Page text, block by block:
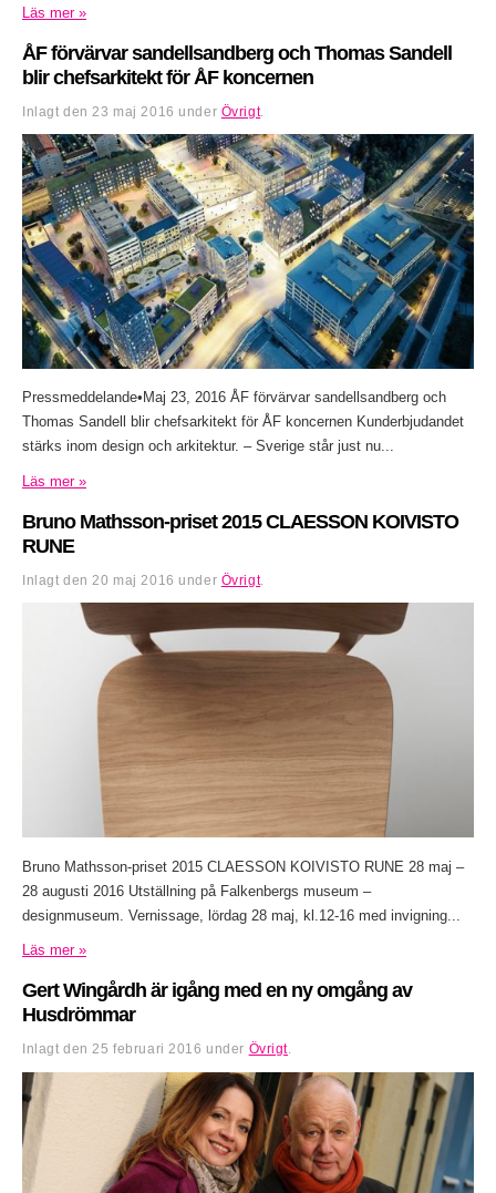
Läs mer »
ÅF förvärvar sandellsandberg och Thomas Sandell
blir chefsarkitekt för ÅF koncernen
Inlagt den 23 maj 2016 under Övrigt.
Pressmeddelande•Maj 23, 2016 ÅF förvärvar sandellsandberg och
Thomas Sandell blir chefsarkitekt för ÅF koncernen Kunderbjudandet
stärks inom design och arkitektur. – Sverige står just nu...
Läs mer »
Bruno Mathsson-priset 2015 CLAESSON KOIVISTO
RUNE
Inlagt den 20 maj 2016 under Övrigt.
Bruno Mathsson-priset 2015 CLAESSON KOIVISTO RUNE 28 maj –
28 augusti 2016 Utställning på Falkenbergs museum –
designmuseum. Vernissage, lördag 28 maj, kl.12-16 med invigning...
Läs mer »
Gert Wingårdh är igång med en ny omgång av
Husdrömmar
Inlagt den25 februari 2016 under Övrigt.